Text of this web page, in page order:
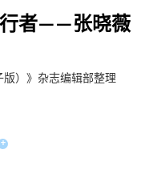
者——张晓薇
版）》杂志编辑部整理
+